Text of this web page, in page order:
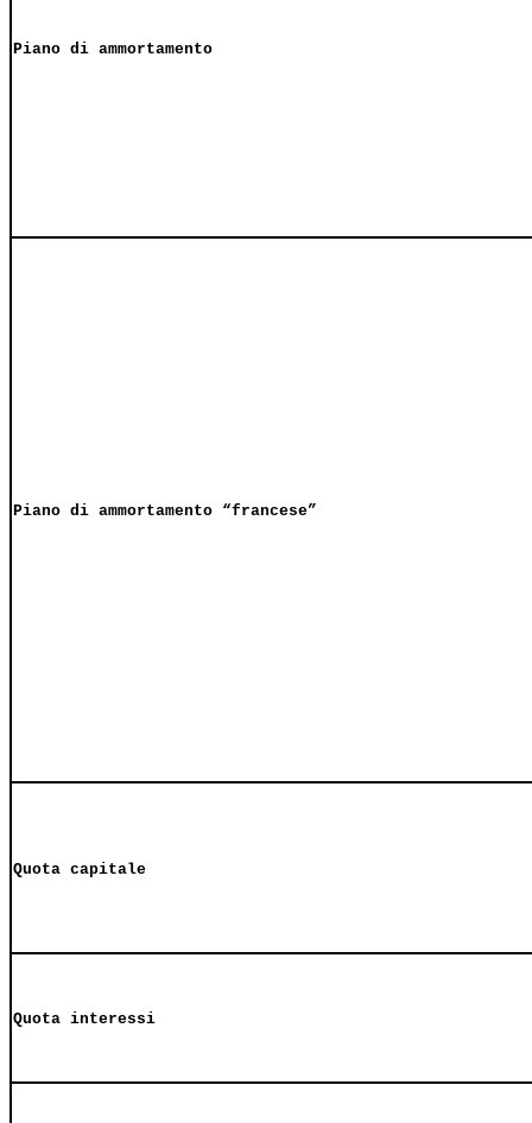
Piano di ammortamento
Piano di ammortamento “francese”
Quota capitale
Quota interessi